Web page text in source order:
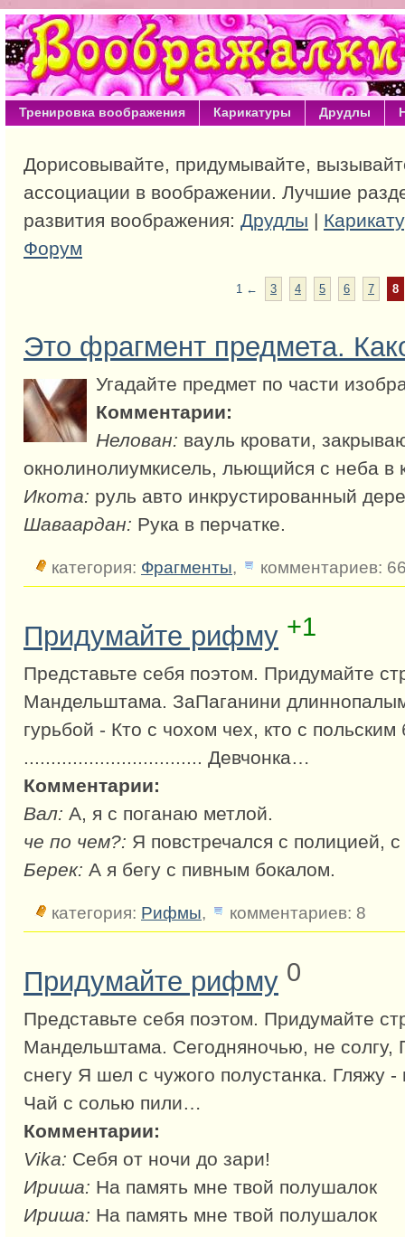
Тренировка воображения Карикатуры Друдлы
Дорисовывайте, придумывайте,
ассоциации в воображении. Лучшие
развития воображения: Друдлы |
Форум
1 ← 3 4 5 6 7 8
Это фрагмент предмета.
Угадайте предмет по части
Комментарии:
Нелован: вауль кровати,
окнолинолиумкисель, льющийся с неба в
Икота: руль авто инкрустированный
Шаваардан: Рука в перчатке.
категория: Фрагменты, комментариев:
Придумайте рифму +1
Представьте себя поэтом. Придумайте
Мандельштама. ЗаПаганини
гурьбой - Кто с чохом чех, кто с
................................. Девчонка…
Комментарии:
Вал: А, я с поганаю метлой.
че по чем?: Я повстречался с полицией,
Берек: А я бегу с пивным бокалом.
категория: Рифмы, комментариев: 8
Придумайте рифму 0
Представьте себя поэтом. Придумайте
Мандельштама. Сегодняночью, не
снегу Я шел с чужого полустанка. Гляжу
Чай с солью пили…
Комментарии:
Vika: Себя от ночи до зари!
Ириша: На память мне твой полушалок
Ириша: На память мне твой полушалок